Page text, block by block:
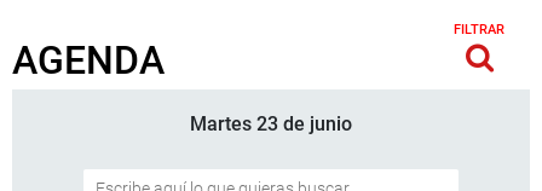
AGENDA
FILTRAR
Martes 23 de junio